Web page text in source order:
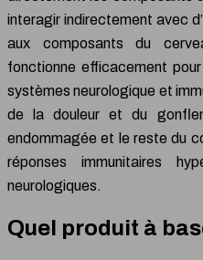
interagir indirectement avec
aux composants du
fonctionne efficacement
systèmes neurologique et
de la douleur et du
endommagée et le reste du
réponses immunitaires
neurologiques.
Quel produit à